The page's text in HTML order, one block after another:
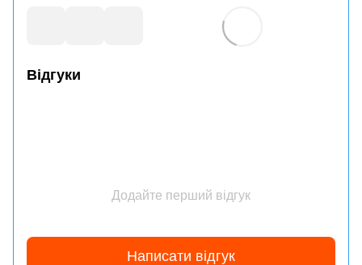
Відгуки
Додайте перший відгук
Написати відгук